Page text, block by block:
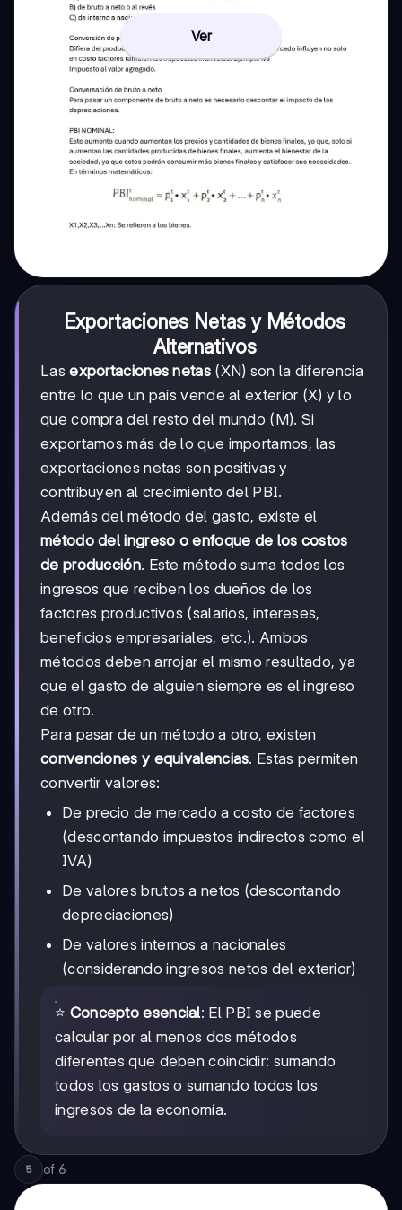
Ver
Exportaciones Netas y Métodos
Alternativos
Lasexportaciones netas(XN) son la diferencia
entre lo que un país vende al exterior (X) y lo
que compra del resto del mundo (M). Si
exportamos más de lo que importamos, las
exportaciones netas son positivas y
contribuyen al crecimiento del PBI.
Además del método del gasto, existe el
método del ingreso o enfoque de los costos
de producción. Este método suma todos los
ingresos que reciben los dueños de los
factores productivos (salarios, intereses,
beneficios empresariales, etc.). Ambos
métodos deben arrojar el mismo resultado, ya
que el gasto de alguien siempre es el ingreso
de otro.
Para pasar de un método a otro, existen
convenciones y equivalencias. Estas permiten
convertir valores:
De precio de mercado a costo de factores
(descontando impuestos indirectos como el
IVA)
De valores brutos a netos (descontando
depreciaciones)
De valores internos a nacionales
(considerando ingresos netos del exterior)
⭐ Concepto esencial: El PBI se puede
calcular por al menos dos métodos
diferentes que deben coincidir: sumando
todos los gastos o sumando todos los
ingresos de la economía.
5 of 6